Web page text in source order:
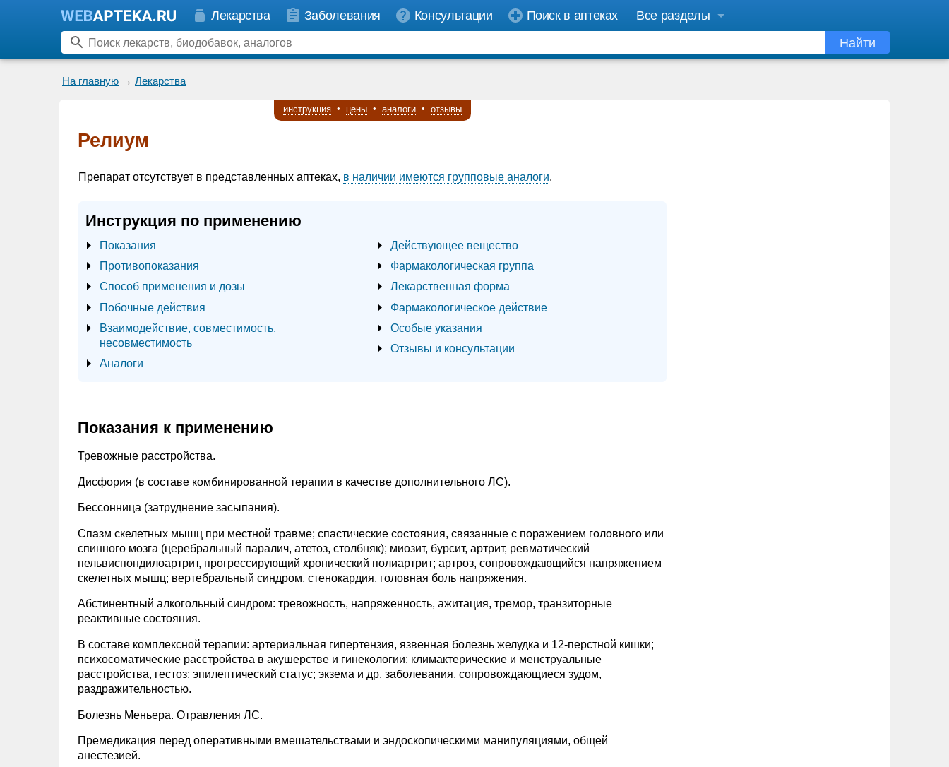
Лекарства Заболевания Консультации Поиск в аптеках
Все разделы
Найти
На главную → Лекарства
инструкция • цены • аналоги • отзывы
Релиум
Препарат отсутствует в представленных аптеках, в наличии имеются групповые аналоги.
Инструкция по применению
Показания
Противопоказания
Способ применения и дозы
Побочные действия
Взаимодействие, совместимость,
несовместимость
Аналоги
Действующее вещество
Фармакологическая группа
Лекарственная форма
Фармакологическое действие
Особые указания
Отзывы и консультации
Показания к применению
Тревожные расстройства.
Дисфория (в составе комбинированной терапии в качестве дополнительного ЛС).
Бессонница (затруднение засыпания).
Спазм скелетных мышц при местной травме; спастические состояния, связанные с поражением головного или
спинного мозга (церебральный паралич, атетоз, столбняк); миозит, бурсит, артрит, ревматический
пельвиспондилоартрит, прогрессирующий хронический полиартрит; артроз, сопровождающийся напряжением
скелетных мышц; вертебральный синдром, стенокардия, головная боль напряжения.
Абстинентный алкогольный синдром: тревожность, напряженность, ажитация, тремор, транзиторные
реактивные состояния.
В составе комплексной терапии: артериальная гипертензия, язвенная болезнь желудка и 12-перстной кишки;
психосоматические расстройства в акушерстве и гинекологии: климактерические и менструальные
расстройства, гестоз; эпилептический статус; экзема и др. заболевания, сопровождающиеся зудом,
раздражительностью.
Болезнь Меньера. Отравления ЛС.
Премедикация перед оперативными вмешательствами и эндоскопическими манипуляциями, общей
анестезией.